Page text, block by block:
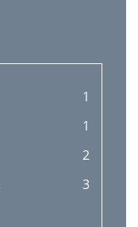
1
1
2
3